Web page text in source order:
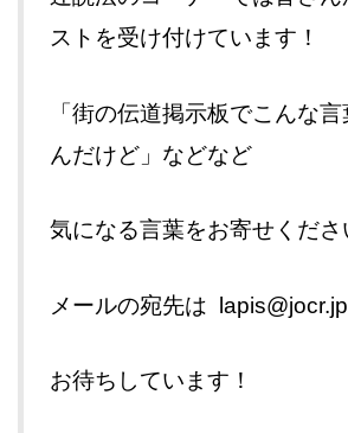
ストを受け付けています！
「街の伝道掲示板でこんな
んだけど」などなど
気になる言葉をお寄せくださ
メールの宛先は lapis@jocr.jp
お待ちしています！